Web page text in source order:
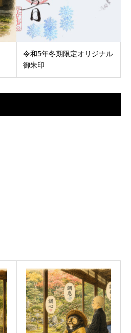
令和5年冬期限定オリジナル
御朱印